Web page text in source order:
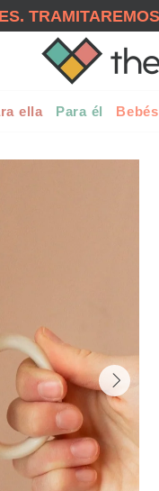
ella Para él